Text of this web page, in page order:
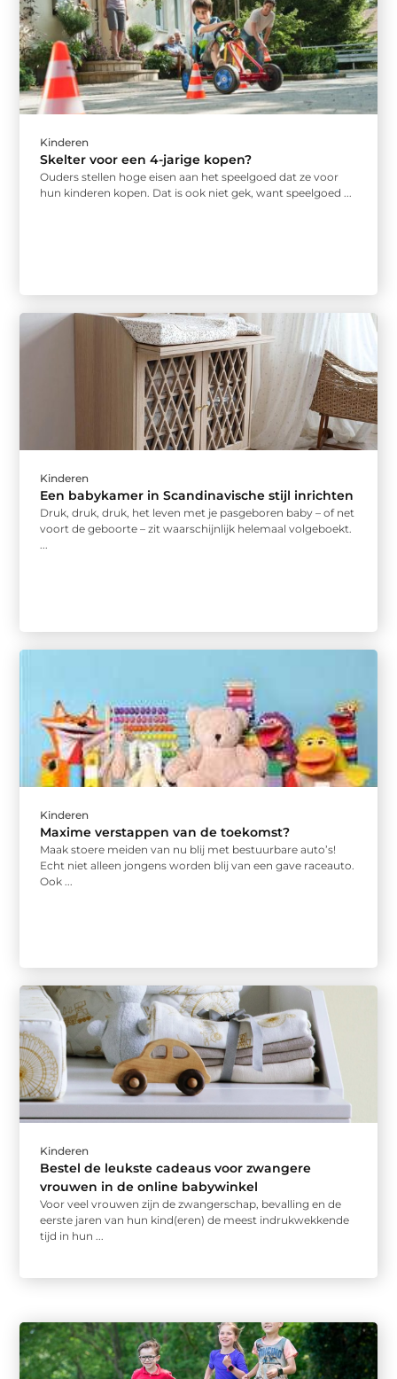
Kinderen
Skelter voor een 4-jarige kopen?
Ouders stellen hoge eisen aan het speelgoed dat ze voor
hun kinderen kopen. Dat is ook niet gek, want speelgoed ...
Kinderen
Een babykamer in Scandinavische stijl inrichten
Druk, druk, druk, het leven met je pasgeboren baby – of net
voort de geboorte – zit waarschijnlijk helemaal volgeboekt.
...
Kinderen
Maxime verstappen van de toekomst?
Maak stoere meiden van nu blij met bestuurbare auto’s!
Echt niet alleen jongens worden blij van een gave raceauto.
Ook ...
Kinderen
Bestel de leukste cadeaus voor zwangere
vrouwen in de online babywinkel
Voor veel vrouwen zijn de zwangerschap, bevalling en de
eerste jaren van hun kind(eren) de meest indrukwekkende
tijd in hun ...